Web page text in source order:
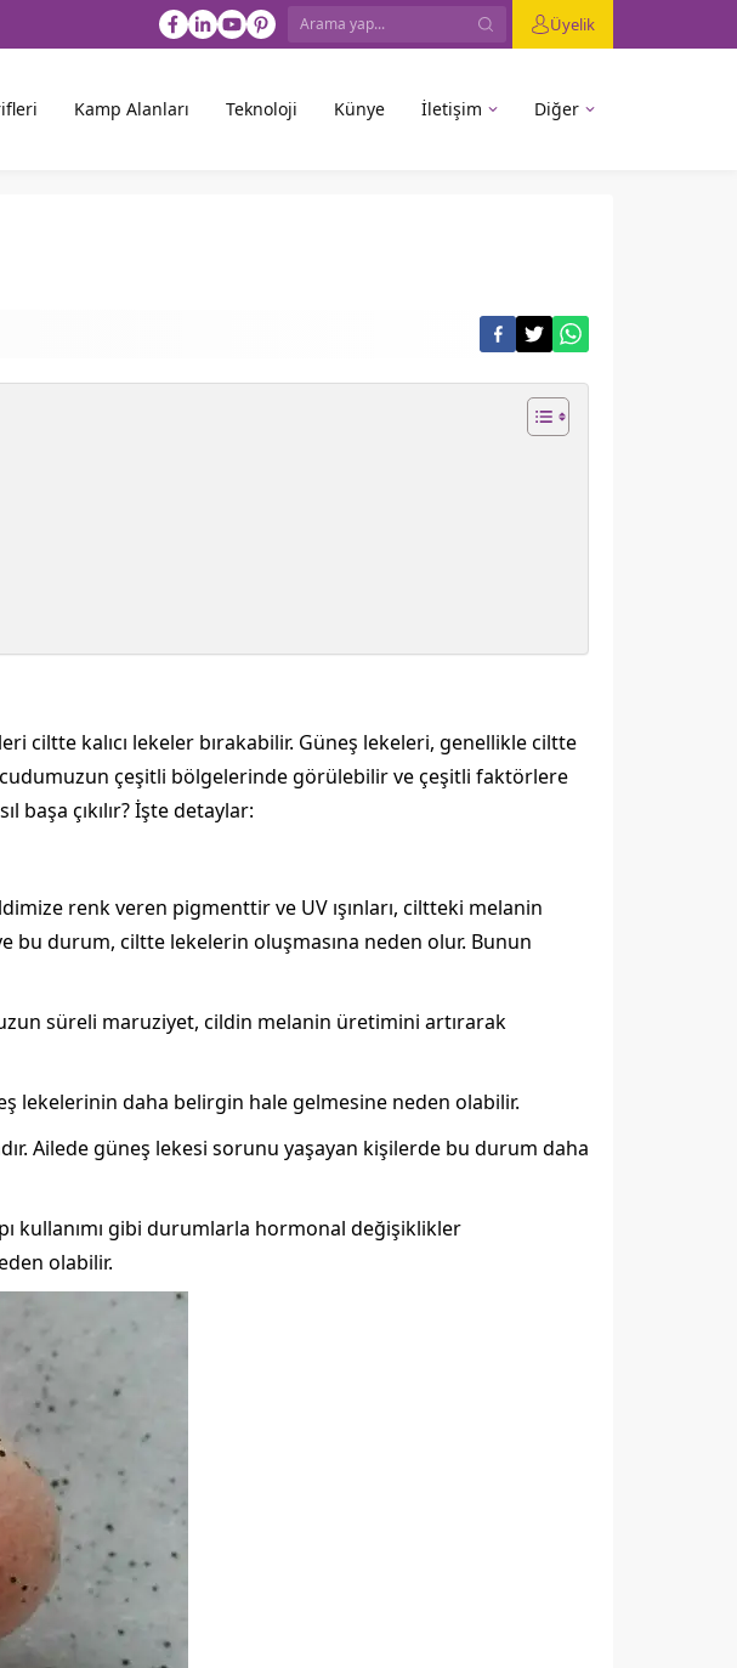
Üyelik
Kamp Alanları Teknoloji Künye İletişim Diğer
ciltte kalıcı lekeler bırakabilir. Güneş lekeleri, genellikle ciltte
çeşitli bölgelerinde görülebilir ve çeşitli faktörlere
başa çıkılır? İşte detaylar:
renk veren pigmenttir ve UV ışınları, ciltteki melanin
bu durum, ciltte lekelerin oluşmasına neden olur. Bunun
uzun süreli maruziyet, cildin melanin üretimini artırarak
lekelerinin daha belirgin hale gelmesine neden olabilir.
Ailede güneş lekesi sorunu yaşayan kişilerde bu durum daha
kullanımı gibi durumlarla hormonal değişiklikler
olabilir.